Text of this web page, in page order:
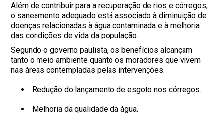
Além de contribuir para a recuperação de rios e córregos,
o saneamento adequado está associado à diminuição de
doenças relacionadas à água contaminada e à melhoria
das condições de vida da população.
Segundo o governo paulista, os benefícios alcançam
tanto o meio ambiente quanto os moradores que vivem
nas áreas contempladas pelas intervenções.
Redução do lançamento de esgoto nos córregos.
Melhoria da qualidade da água.